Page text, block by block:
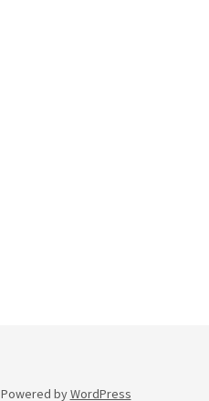
Powered byWordPress